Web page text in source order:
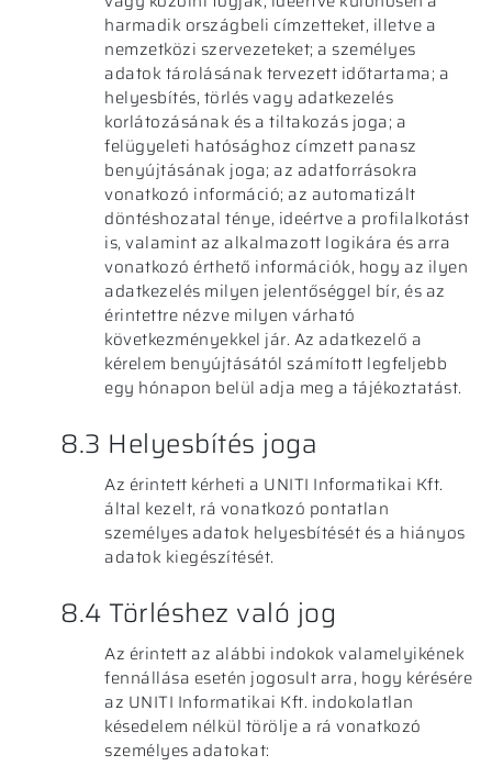
harmadik országbeli címzetteket, illetve a
nemzetközi szervezeteket; a személyes
adatok tárolásának tervezett időtartama; a
helyesbítés, törlés vagy adatkezelés
korlátozásának és a tiltakozás joga; a
felügyeleti hatósághoz címzett panasz
benyújtásának joga; az adatforrásokra
vonatkozó információ; az automatizált
döntéshozatal ténye, ideértve a profilalkotást
is, valamint az alkalmazott logikára és arra
vonatkozó érthető információk, hogy az ilyen
adatkezelés milyen jelentőséggel bír, és az
érintettre nézve milyen várható
következményekkel jár. Az adatkezelő a
kérelem benyújtásától számított legfeljebb
egy hónapon belül adja meg a tájékoztatást.
8.3 Helyesbítés joga
Az érintett kérheti a UNITI Informatikai Kft.
által kezelt, rá vonatkozó pontatlan
személyes adatok helyesbítését és a hiányos
adatok kiegészítését.
8.4 Törléshez való jog
Az érintett az alábbi indokok valamelyikének
fennállása esetén jogosult arra, hogy kérésére
az UNITI Informatikai Kft. indokolatlan
késedelem nélkül törölje a rá vonatkozó
személyes adatokat: